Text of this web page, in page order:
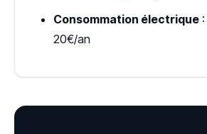
Consommation électrique
20€/an